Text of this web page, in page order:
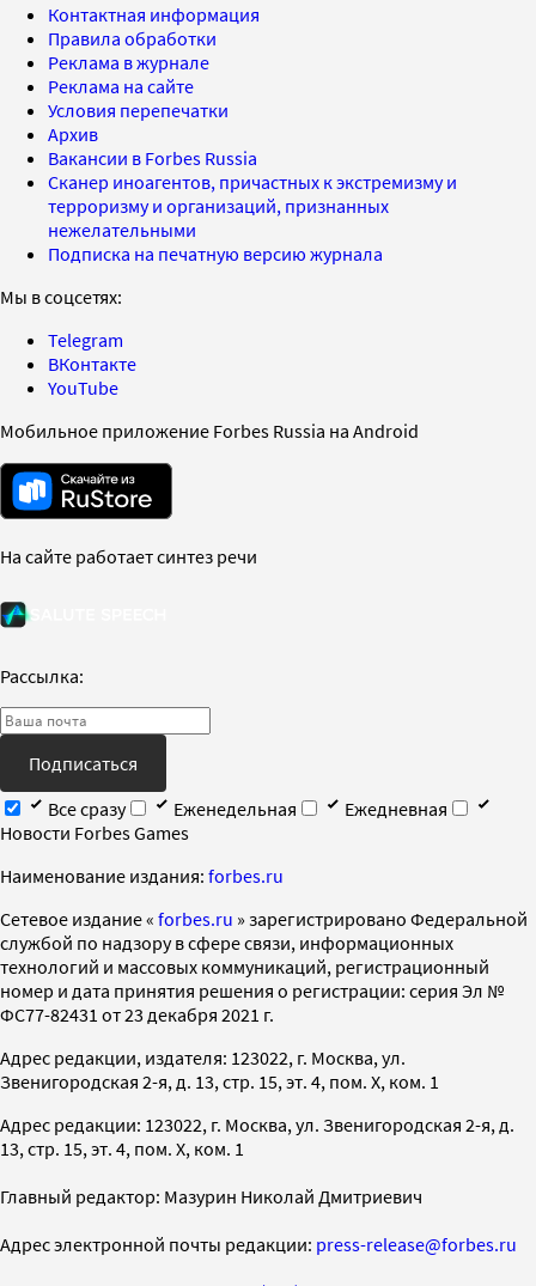
Контактная информация
Правила обработки
Реклама в журнале
Реклама на сайте
Условия перепечатки
Архив
Вакансии в Forbes Russia
Сканер иноагентов, причастных к экстремизму и
терроризму и организаций, признанных
нежелательными
Подписка на печатную версию журнала
Мы в соцсетях:
Telegram
ВКонтакте
YouTube
Мобильное приложение Forbes Russia на Android
На сайте работает синтез речи
Рассылка:
Подписаться
Все сразу
Еженедельная
Ежедневная
Новости Forbes Games
Наименование издания: forbes.ru
Cетевое издание « forbes.ru » зарегистрировано Федеральной
службой по надзору в сфере связи, информационных
технологий и массовых коммуникаций, регистрационный
номер и дата принятия решения о регистрации: серия Эл №
ФС77-82431 от 23 декабря 2021 г.
Адрес редакции, издателя: 123022, г. Москва, ул.
Звенигородская 2-я, д. 13, стр. 15, эт. 4, пом. X, ком. 1
Адрес редакции: 123022, г. Москва, ул. Звенигородская 2-я, д.
13, стр. 15, эт. 4, пом. X, ком. 1
Главный редактор: Мазурин Николай Дмитриевич
Адрес электронной почты редакции: press-release@forbes.ru